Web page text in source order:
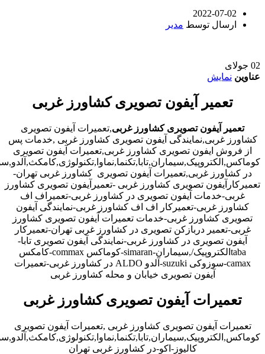
2022-07-02
ارسال توسط مدیر
02 جولای
عناوین نمایش
تعمیر آیفون تصویری کشاورز غربی
تعمیر آیفون تصویری کشاورز غربی,تعمیرات آیفون تصویری
کشاورز غربی,نمایندگی آیفون تصویری کشاورز غربی ,خدمات پس
از فروش ایفون تصویری کشاورز غربی,تعمیرات آیفون تصویری
در کشاورز غربی,تعمیرات آیفون تصویری کشاورز غربی تهران-
تعمیرکارآیفون تصویری کشاورز غربی -تعمیرآیفون تصویری کشاورز
غربی-خدمات آیفون تصویری در کشاورز غربی-تعمیراف اف
کشاورز غربی-تعمیرکار اف اف کشاورز غربی-نمایندگی آیفون
تصویری کشاورز غربی-خدمات تعمیرات آیفون تصویری کشاورز
غربی-تعمیر دربازکن تصویری در کشاورز غربی تهران-تعمیرکار
آیفون تصویری در کشاورز غربی-نمایندگی آیفون تصویری تابا-
tabaالکتروپیک/,سیماران-simaran-کوماکس commax-کامکس
camax-سوزوکی suzuki-آلدو ALDO در کشاورز غربی-تعمیرات
آیفون تصویری خیابان و محله کشاورز غربی
تعمیرات آیفون تصویری کشاورز غربی
تعمیرات آیفون تصویری کشاورز غربی ,تعمیرات آیفون تصویری
کالیوز-اکو-در کشاورز غربی تهران